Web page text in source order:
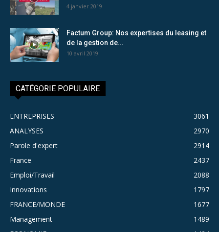
4 janvier 2019
Factum Group: Nos expertises du leasing et
de la gestion de...
10 avril 2019
CATÉGORIE POPULAIRE
ENTREPRISES
3061
ANALYSES
2970
Parole d'expert
2914
France
2437
Emploi/Travail
2088
Innovations
1797
FRANCE/MONDE
1677
Management
1489